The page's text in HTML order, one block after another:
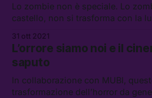
Lo zombie non è speciale. Lo
castello, non si trasforma con la
31 ott 2021
L’orrore siamo noi e il
saputo
In collaborazione con MUBI,
trasformazione dell’horror da